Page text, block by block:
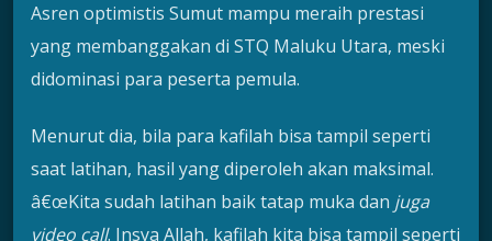
Asren optimistis Sumut mampu meraih prestasi
yang membanggakan di STQ Maluku Utara, meski
didominasi para peserta pemula.
Menurut dia, bila para kafilah bisa tampil seperti
saat latihan, hasil yang diperoleh akan maksimal.
â€œKita sudah latihan baik tatap muka dan juga
video call. Insya Allah, kafilah kita bisa tampil seperti